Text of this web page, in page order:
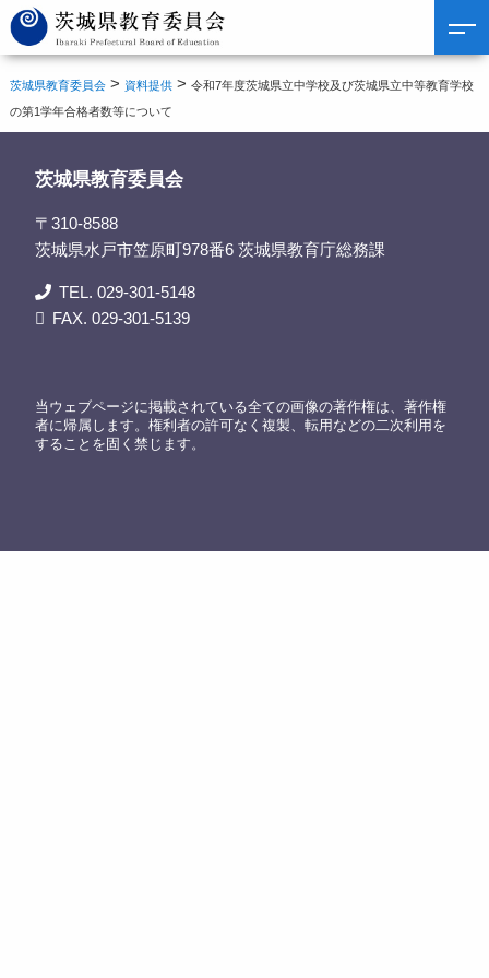
茨城県教育委員会 > 資料提供 >令和7年度茨城県立中学校及び茨城県立中等教育学校
の第1学年合格者数等について
茨城県教育委員会
〒310-8588
茨城県水戸市笠原町978番6 茨城県教育庁総務課
TEL. 029-301-5148
FAX. 029-301-5139
当ウェブページに掲載されている全ての画像の著作権は、著作権
者に帰属します。権利者の許可なく複製、転用などの二次利用を
することを固く禁じます。